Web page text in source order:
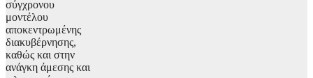
σύγχρονου
μοντέλου
αποκεντρωμένης
διακυβέρνησης,
καθώς και στην
ανάγκη άμεσης και